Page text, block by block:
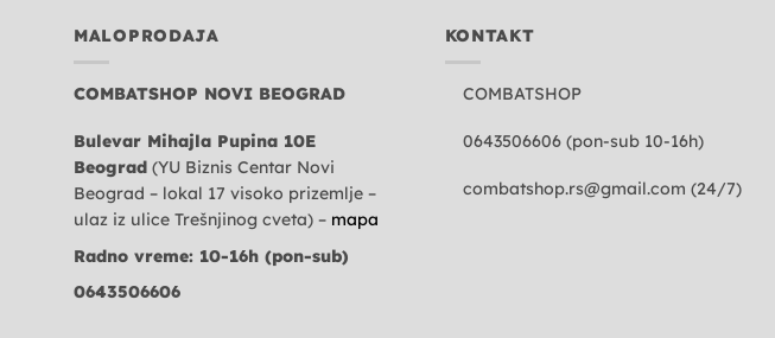
MALOPRODAJA
COMBATSHOP NOVI BEOGRAD
Bulevar Mihajla Pupina 10E
Beograd (YU Biznis Centar Novi
Beograd – lokal 17 visoko prizemlje –
ulaz iz ulice Trešnjinog cveta) – mapa
Radno vreme: 10-16h (pon-sub)
0643506606
KONTAKT
COMBATSHOP
0643506606 (pon-sub 10-16h)
combatshop.rs@gmail.com (24/7)